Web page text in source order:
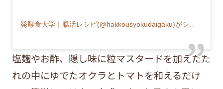
塩麹やお酢、隠し味に粒マスタードを加えたた
れの中にゆでたオクラとトマトを和えるだけ